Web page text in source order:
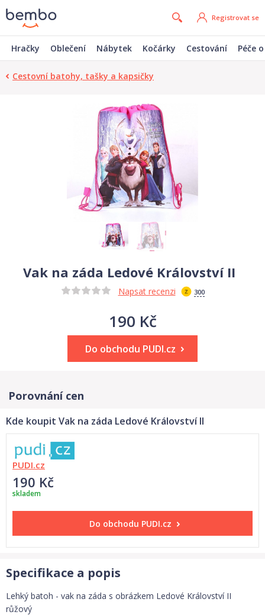
Registrovat se
Hračky Oblečení Nábytek Kočárky Cestování Péče
Cestovní batohy, tašky a kapsičky
Vak na záda Ledové Království II
Napsat recenzi 300
190 Kč
Do obchodu PUDI.cz
Porovnání cen
Kde koupit Vak na záda Ledové Království II
PUDI.cz
190 Kč
skladem
Do obchodu PUDI.cz
Specifikace a popis
Lehký batoh - vak na záda s obrázkem Ledové Království II
růžový